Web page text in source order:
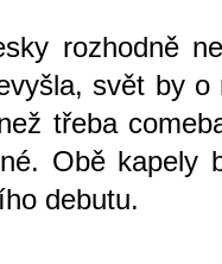
rozhodně
svět by
třeba
Obě kapely
debutu.